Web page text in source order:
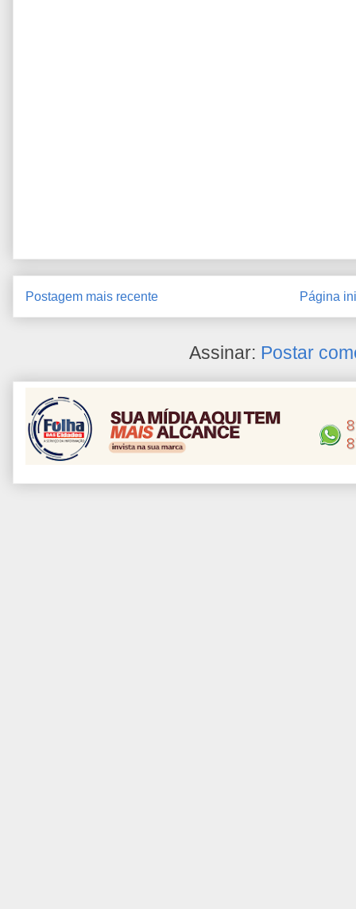
Postagem mais recente Página
Assinar: Postar